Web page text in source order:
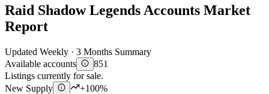
Raid Shadow Legends Accounts Market
Report
Updated Weekly · 3 Months Summary
Available accounts
851
Listings currently for sale.
New Supply
+100%